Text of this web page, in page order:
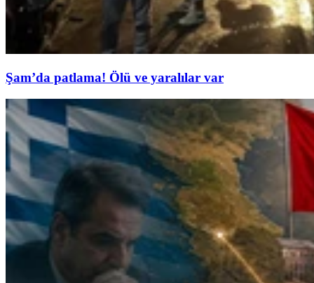
Şam’da patlama! Ölü ve yaralılar var